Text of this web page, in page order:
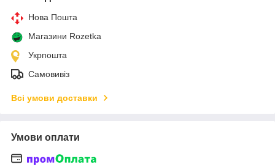
Нова Пошта
Магазини Rozetka
Укрпошта
Самовивіз
Всі умови доставки
Умови оплати